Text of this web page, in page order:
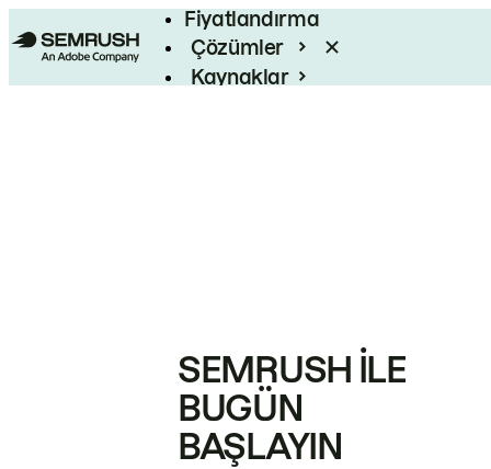
Fiyatlandırma
Çözümler
Kaynaklar
SEMRUSH ILE
BUGÜN
BAŞLAYIN